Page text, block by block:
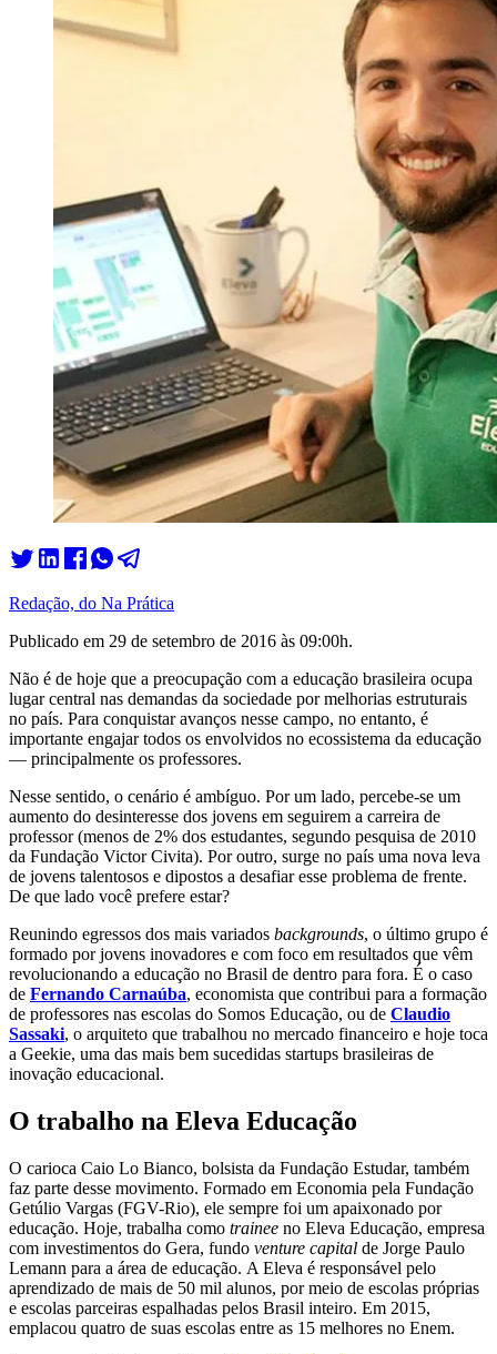
Redação, do Na Prática
Publicado em 29 de setembro de 2016 às 09:00h.
Não é de hoje que a preocupação com a educação brasileira ocupa
lugar central nas demandas da sociedade por melhorias estruturais
no país. Para conquistar avanços nesse campo, no entanto, é
importante engajar todos os envolvidos no ecossistema da educação
— principalmente os professores.
Nesse sentido, o cenário é ambíguo. Por um lado, percebe-se um
aumento do desinteresse dos jovens em seguirem a carreira de
professor (menos de 2% dos estudantes, segundo pesquisa de 2010
da Fundação Victor Civita). Por outro, surge no país uma nova leva
de jovens talentosos e dipostos a desafiar esse problema de frente.
De que lado você prefere estar?
Reunindo egressos dos mais variados backgrounds, o último grupo é
formado por jovens inovadores e com foco em resultados que vêm
revolucionando a educação no Brasil de dentro para fora. É o caso
de Fernando Carnaúba, economista que contribui para a formação
de professores nas escolas do Somos Educação, ou de Claudio
Sassaki, o arquiteto que trabalhou no mercado financeiro e hoje toca
a Geekie, uma das mais bem sucedidas startups brasileiras de
inovação educacional.
O trabalho na Eleva Educação
O carioca Caio Lo Bianco, bolsista da Fundação Estudar, também
faz parte desse movimento. Formado em Economia pela Fundação
Getúlio Vargas (FGV-Rio), ele sempre foi um apaixonado por
educação. Hoje, trabalha como trainee no Eleva Educação, empresa
com investimentos do Gera, fundo venture capital de Jorge Paulo
Lemann para a área de educação. A Eleva é responsável pelo
aprendizado de mais de 50 mil alunos, por meio de escolas próprias
e escolas parceiras espalhadas pelos Brasil inteiro. Em 2015,
emplacou quatro de suas escolas entre as 15 melhores no Enem.